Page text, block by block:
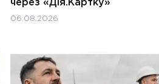
через «Дія.Картку»
06.08.2026